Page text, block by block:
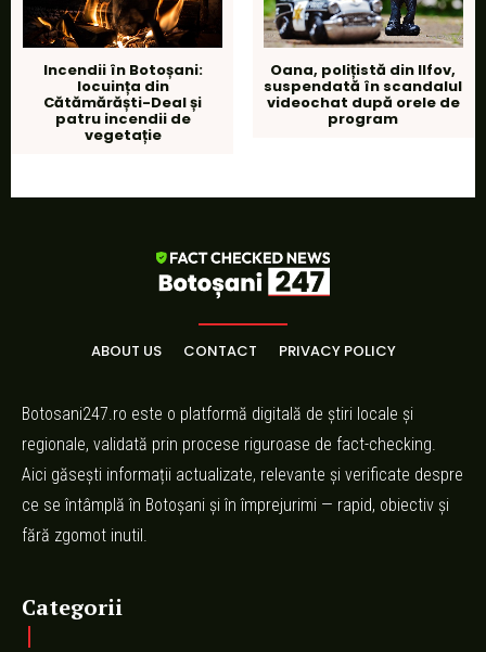
Incendii în Botoșani:
locuința din
Cătămărăști-Deal și
patru incendii de
vegetație
Oana, polițistă din Ilfov,
suspendată în scandalul
videochat după orele de
program
ABOUT US CONTACT PRIVACY POLICY
Botosani247.ro este o platformă digitală de știri locale și
regionale, validată prin procese riguroase de fact-checking.
Aici găsești informații actualizate, relevante și verificate despre
ce se întâmplă în Botoșani și în împrejurimi — rapid, obiectiv și
fără zgomot inutil.
Categorii